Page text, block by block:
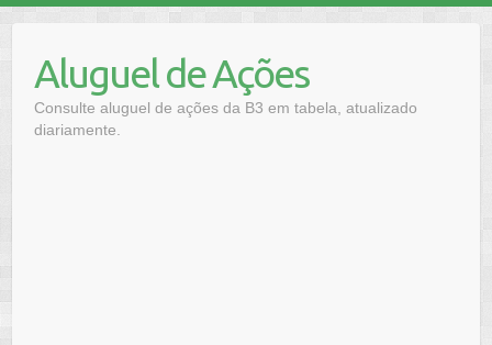
contentAluguel de Ações
Consulte aluguel de ações da B3 em tabela, atualizado
diariamente.